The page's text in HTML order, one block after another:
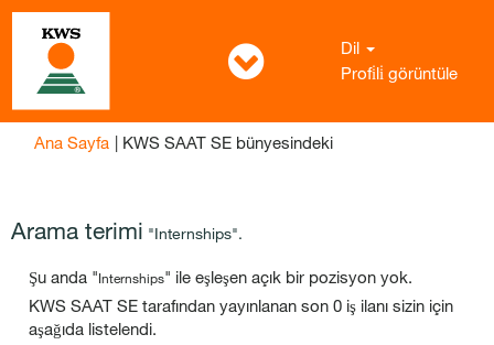
Dil
Profi̇li̇ görüntüle
Ana Sayfa | KWS SAAT SE bünyesindeki(mevcut
Arama terimi "Internships".
Şu anda "Internships" ile eşleşen açık bir pozisyon yok.
KWS SAAT SE tarafından yayınlanan son 0 iş ilanı sizin için
aşağıda listelendi.